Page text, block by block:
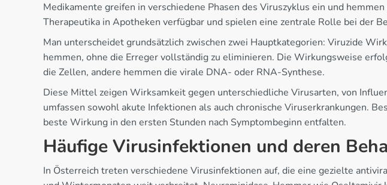
Medikamente greifen in verschiedene Phasen des Viruszyklus ein und
Therapeutika in Apotheken verfügbar und spielen eine zentrale Rolle bei der
Man unterscheidet grundsätzlich zwischen zwei Hauptkategorien: Viruzide
hemmen, ohne die Erreger vollständig zu eliminieren. Die Wirkungsweise
die Zellen, andere hemmen die virale DNA- oder RNA-Synthese.
Diese Mittel zeigen Wirksamkeit gegen unterschiedliche Virusarten, von
umfassen sowohl akute Infektionen als auch chronische Viruserkrankungen.
beste Wirkung in den ersten Stunden nach Symptombeginn entfalten.
Häufige Virusinfektionen und deren
In Österreich treten verschiedene Virusinfektionen auf, die eine gezielte